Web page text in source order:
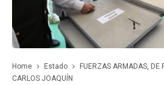
Home Estado
FUERZAS ARMADAS, DE
CARLOS JOAQUÍN